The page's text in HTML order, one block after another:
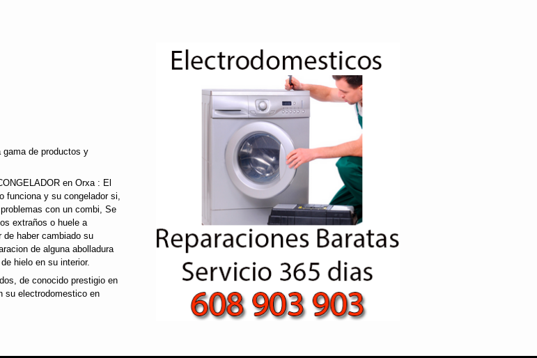
gama de productos y
en Orxa : El
funciona y su congelador si,
con un combi, Se
extraños o huele a
de haber cambiado su
de alguna abolladura
hielo en su interior.
de conocido prestigio en
su electrodomestico en